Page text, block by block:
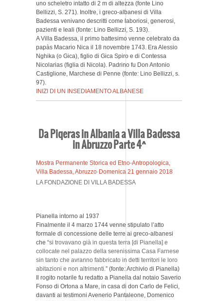
uno scheletro intatto di 2 m di altezza (fonte Lino
Bellizzi, S. 271). Inoltre, i greco-albanesi di Villa
Badessa venivano descritti come laboriosi, generosi,
pazienti e leali (fonte: Lino Bellizzi, S. 193).
A Villa Badessa, il primo battesimo venne celebrato da
papàs Macario Nica il 18 novembre 1743. Era Alessio
Nghika (o Gica), figlio di Gica Spiro e di Contessa
Nicolarias (figlia di Nicola). Padrino fu Don Antonio
Castiglione, Marchese di Penne (fonte: Lino Bellizzi, s.
97).
INIZI DI UN INSEDIAMENTO ALBANESE
Da Piqeras in Albania a Villa Badessa
in Abruzzo Parte 4^
Mostra Permanente Storica ed Etno-Antropologica,
Villa Badessa, Abruzzo· Domenica 21 gennaio 2018
LA FONDAZIONE DI VILLA BADESSA
Pianella intorno al 1937
Finalmente il 4 marzo 1744 venne stipulato l’atto
formale di concessione delle terre ai greco-albanesi
che “si trovavano già in questa terra [di Pianella] e
collocate nel palazzo della serenissima Casa Farnese
sin tanto che avranno fabbricato in detti territori le loro
abitazioni e non altrimenti.” (fonte: Archivio di Pianella)
Il rogito notarile fu redatto a Pianella dal notaio Saverio
Fonso di Ortona a Mare, in casa di don Carlo de Felici,
davanti ai testimoni Avenerio Pantaleone, Domenico